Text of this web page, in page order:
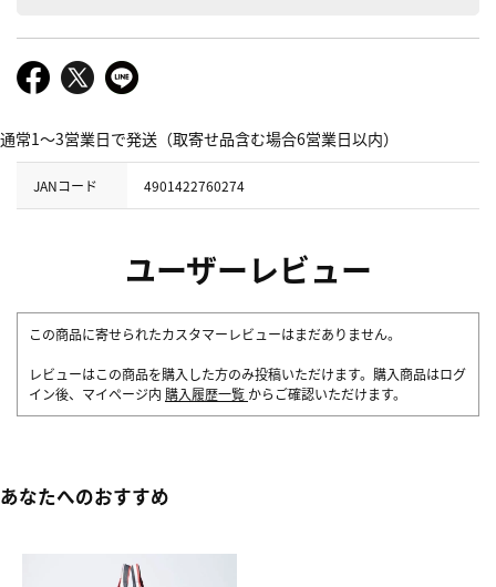
通常1～3営業日で発送（取寄せ品含む場合6営業日以内）
JANコード 4901422760274
ユーザーレビュー
この商品に寄せられたカスタマーレビューはまだありません。
レビューはこの商品を購入した方のみ投稿いただけます。購入商品はログ
イン後、マイページ内 購入履歴一覧 からご確認いただけます。
あなたへのおすすめ